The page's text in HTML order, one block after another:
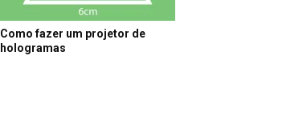
Como fazer um projetor de
hologramas